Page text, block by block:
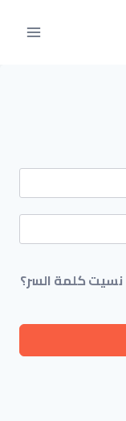
نسيت كلمة السر؟